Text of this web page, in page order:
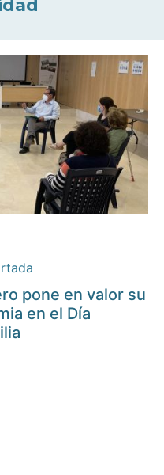
pone en valor su
en el Día